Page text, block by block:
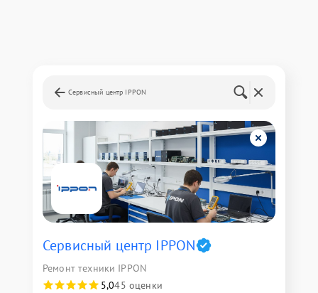
Сервисный центр IPPON
Сервисный центр IPPON
Ремонт техники IPPON
5,045 оценки